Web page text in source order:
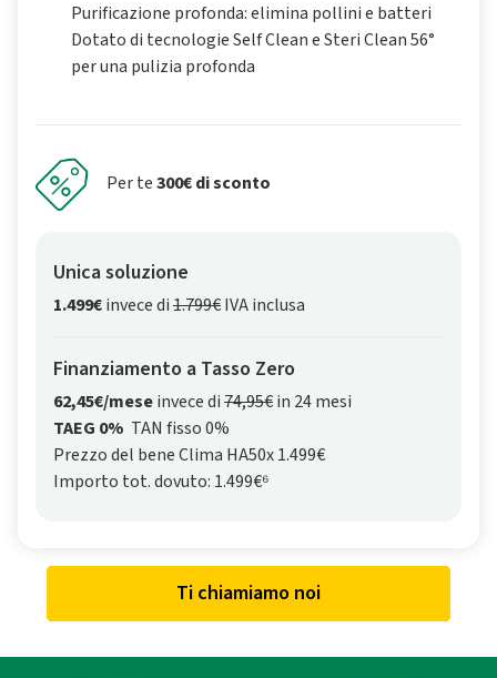
Purificazione profonda: elimina pollini e batteri
Dotato di tecnologie Self Clean e Steri Clean 56°
per una pulizia profonda
Per te300€ di sconto
Unica soluzione
1.499€invece di1.799€IVA inclusa
Finanziamento a Tasso Zero
62,45€/meseinvece di74,95€in 24 mesi
TAEG 0% TAN fisso 0%
Prezzo del bene Clima HA50x 1.499€
Importo tot. dovuto: 1.499€⁶
Ti chiamiamo noi